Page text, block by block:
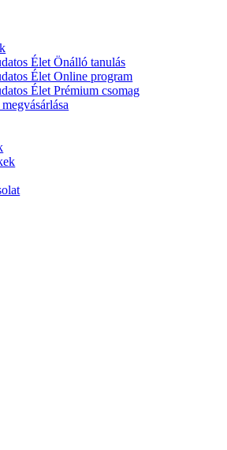
Élet Önálló tanulás
Élet Online program
Élet Prémium csomag